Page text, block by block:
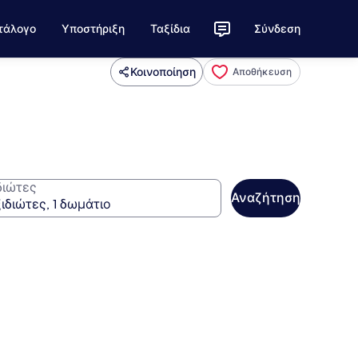
Υποστήριξη Ταξίδια Σύνδεση
Κοινοποίηση Αποθήκευση
Αναζήτηση